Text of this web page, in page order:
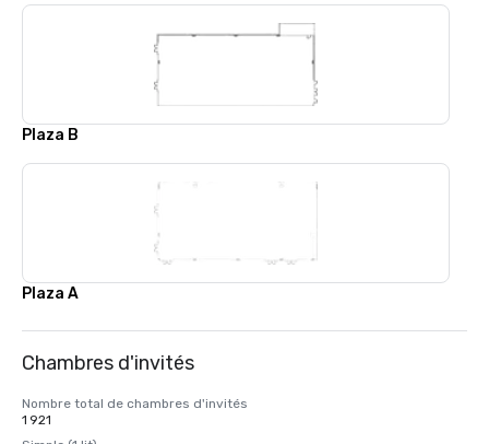
Plaza B
Plaza A
Chambres d'invités
Nombre total de chambres d'invités
1 921